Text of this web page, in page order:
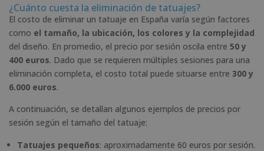
¿Cuánto cuesta la eliminación de tatuajes?
El costo de eliminar un tatuaje en España varía según factores
como el tamaño, la ubicación, los colores y la complejidad
del diseño. En promedio, el precio por sesión oscila entre 50 y
400 euros. Dado que se requieren múltiples sesiones para una
eliminación completa, el costo total puede situarse entre 300 y
6.000 euros.
A continuación, se detallan algunos ejemplos de precios por
sesión según el tamaño del tatuaje:
Tatuajes pequeños: aproximadamente 60 euros por sesión.